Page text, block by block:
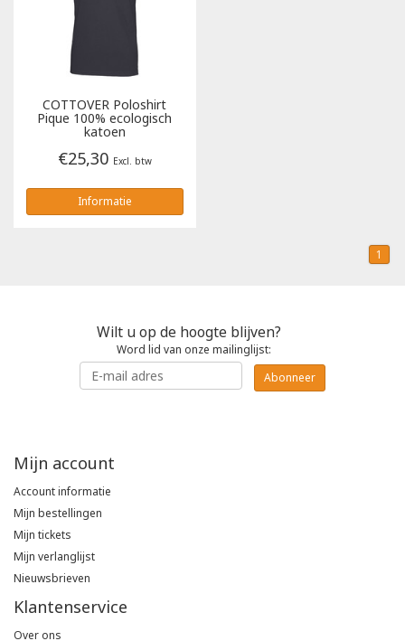
COTTOVER Poloshirt
Pique 100% ecologisch
katoen
€25,30 Excl. btw
Informatie
1
Wilt u op de hoogte blijven?
Word lid van onze mailinglijst:
Abonneer
Mijn account
Account informatie
Mijn bestellingen
Mijn tickets
Mijn verlanglijst
Nieuwsbrieven
Klantenservice
Over ons